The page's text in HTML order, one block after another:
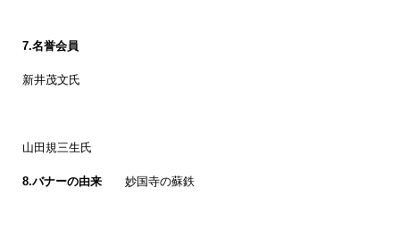
7.名誉会員
新井茂文氏
山田規三生氏
8.バナーの由来 妙国寺の蘇鉄